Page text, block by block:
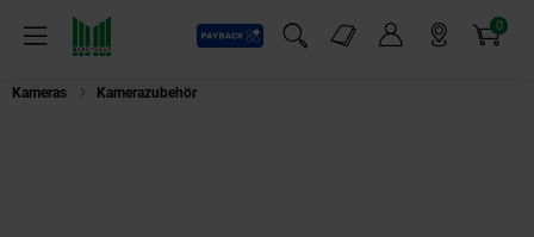
Menü
Payback
Suchfeld einblenden
Markt-Angebote 0
Artikel
Kameras Kamerazubehör